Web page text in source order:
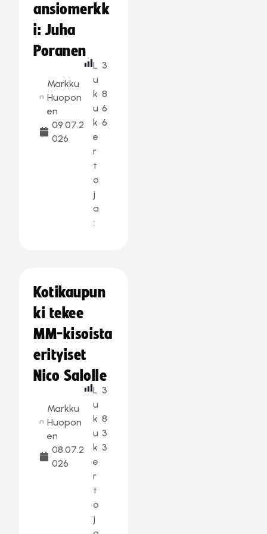
ansiomerkk
i: Juha
Poranen
Markku
Huopon
en
09.07.2
026
L
u
k
u
k
e
r
t
o
j
a
:
3
8
6
6
Kotikaupun
ki tekee
MM-kisoista
erityiset
Nico Salolle
Markku
Huopon
en
08.07.2
026
L
u
k
u
k
e
r
t
o
j
3
8
3
3